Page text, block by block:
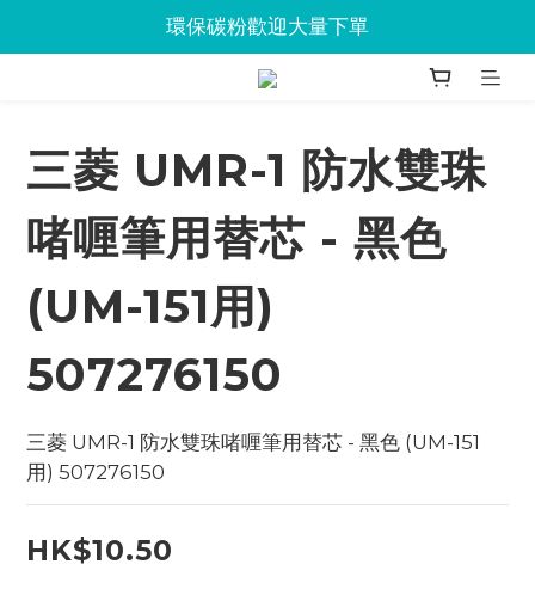
Jabra會議設備企業優惠已抵達Union
環保碳粉歡迎大量下單
Jabra會議設備企業優惠已抵達Union
三菱 UMR-1 防水雙珠
啫喱筆用替芯 - 黑色
(UM-151用)
507276150
三菱 UMR-1 防水雙珠啫喱筆用替芯 - 黑色 (UM-151
用) 507276150
HK$10.50